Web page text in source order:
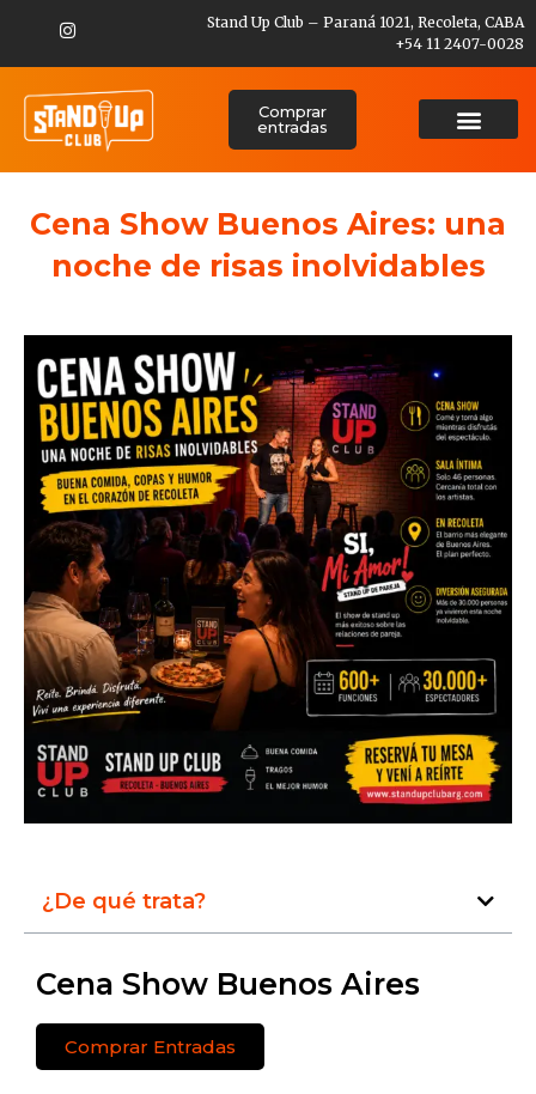
Stand Up Club – Paraná 1021, Recoleta, CABA
+54 11 2407-0028
Comprar
entradas
Cena Show Buenos Aires: una
noche de risas inolvidables
¿De qué trata?
Cena Show Buenos Aires
Comprar Entradas